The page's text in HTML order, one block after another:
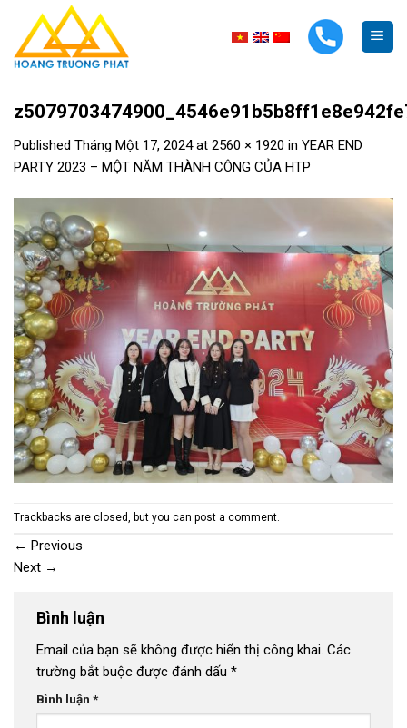
content
Published Tháng Một 17, 2024at 2560 × 1920 in YEAR END
PARTY 2023 – MỘT NĂM THÀNH CÔNG CỦA HTP
Trackbacks are closed, but you can post a comment.
← Previous
Next →
Bình luận
Email của bạn sẽ không được hiển thị công khai. Các
trường bắt buộc được đánh dấu *
Bình luận *